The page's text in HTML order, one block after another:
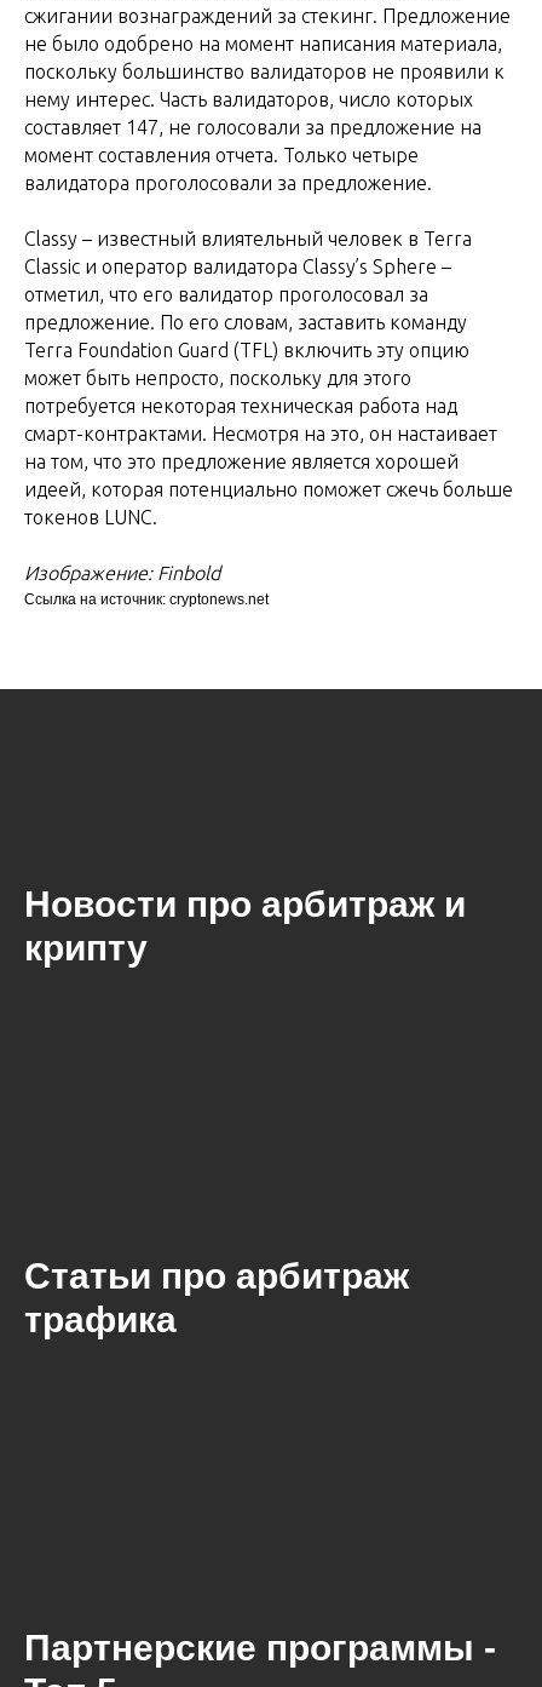
сжигании вознаграждений за стекинг. Предложение
не было одобрено на момент написания материала,
поскольку большинство валидаторов не проявили к
нему интерес. Часть валидаторов, число которых
составляет 147, не голосовали за предложение на
момент составления отчета. Только четыре
валидатора проголосовали за предложение.
Classy – известный влиятельный человек в Terra
Classic и оператор валидатора Classy’s Sphere –
отметил, что его валидатор проголосовал за
предложение. По его словам, заставить команду
Terra Foundation Guard (TFL) включить эту опцию
может быть непросто, поскольку для этого
потребуется некоторая техническая работа над
смарт-контрактами. Несмотря на это, он настаивает
на том, что это предложение является хорошей
идеей, которая потенциально поможет сжечь больше
токенов LUNC.
Изображение: Finbold
Ссылка на источник: cryptonews.net
Новости про арбитраж и
крипту
Статьи про арбитраж
трафика
Партнерские программы -